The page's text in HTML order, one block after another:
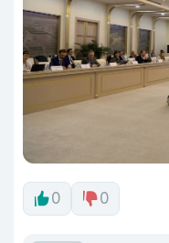
0 0